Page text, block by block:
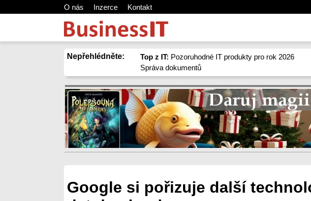
O nás Inzerce Kontakt
Nepřehlédněte: Top z IT: Pozoruhodné IT produkty pro rok 2026
Správa dokumentů
Google si pořizuje další